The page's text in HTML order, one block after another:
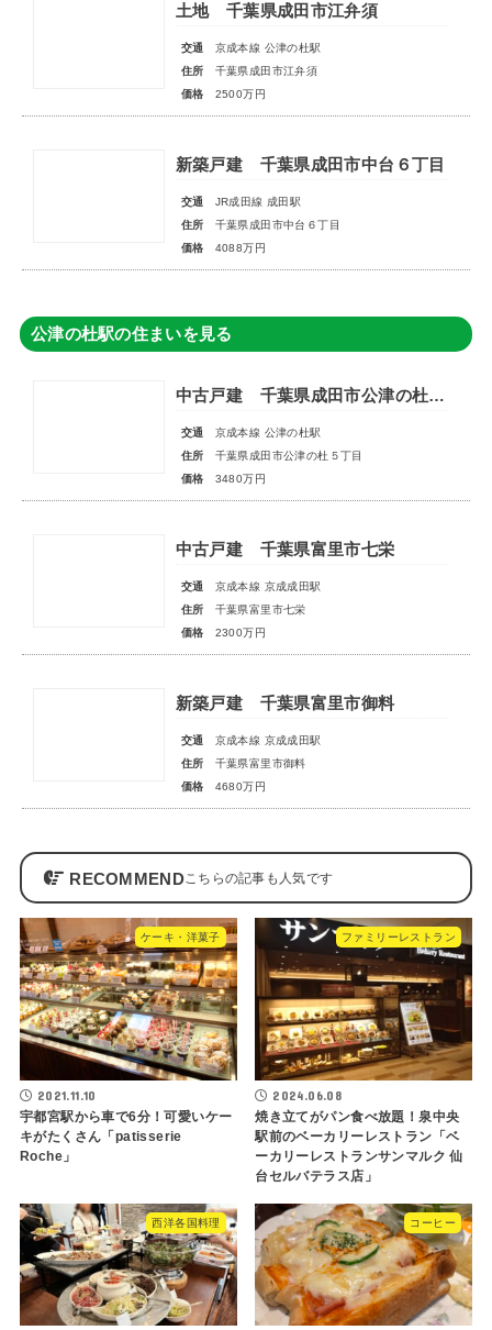
土地 千葉県成田市江弁須
交通
京成本線 公津の杜駅
住所
千葉県成田市江弁須
価格
2500万円
新築戸建 千葉県成田市中台６丁目
交通
JR成田線 成田駅
住所
千葉県成田市中台６丁目
価格
4088万円
公津の杜駅の住まいを見る
中古戸建 千葉県成田市公津の杜５丁目
交通
京成本線 公津の杜駅
住所
千葉県成田市公津の杜５丁目
価格
3480万円
中古戸建 千葉県富里市七栄
交通
京成本線 京成成田駅
住所
千葉県富里市七栄
価格
2300万円
新築戸建 千葉県富里市御料
交通
京成本線 京成成田駅
住所
千葉県富里市御料
価格
4680万円
RECOMMEND
ケーキ・洋菓子
2021.11.10
宇都宮駅から車で6分！可愛いケー
キがたくさん「patisserie
Roche」
ファミリーレストラン
2024.06.08
焼き立てがパン食べ放題！泉中央
駅前のベーカリーレストラン「ベ
ーカリーレストランサンマルク 仙
台セルバテラス店」
西洋各国料理 コーヒー